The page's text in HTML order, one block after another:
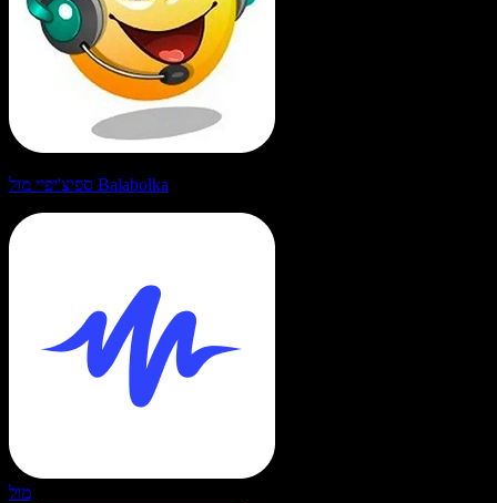
ספיצ'יפיי מול Balabolka
מול